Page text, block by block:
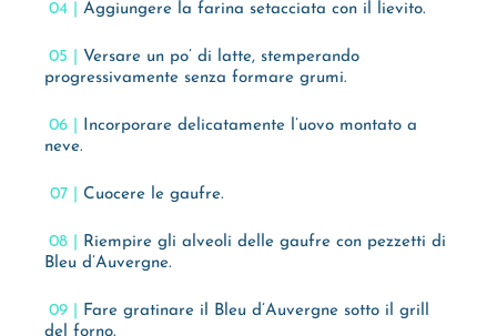
Aggiungere la farina setacciata con il lievito.
Versare un po’ di latte, stemperando
progressivamente senza formare grumi.
Incorporare delicatamente l’uovo montato a
neve.
Cuocere le gaufre.
Riempire gli alveoli delle gaufre con pezzetti di
Bleu d’Auvergne.
Fare gratinare il Bleu d’Auvergne sotto il grill
del forno.